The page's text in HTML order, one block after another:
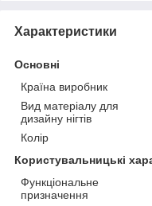
Характеристики
Основні
Країна виробник
Вид матеріалу для
дизайну нігтів
Колір
Користувальницькі
Функціональне
призначення